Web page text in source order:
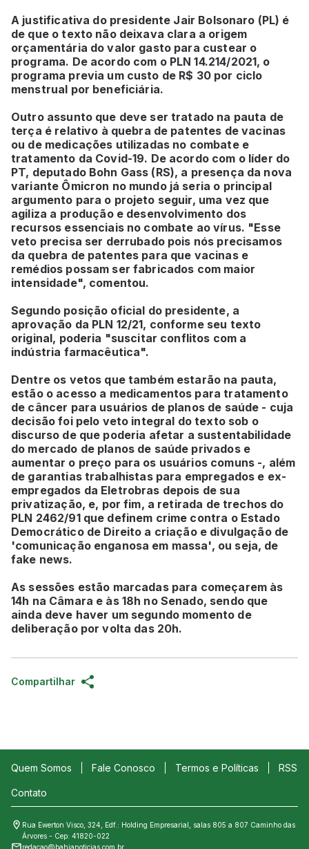
A justificativa do presidente Jair Bolsonaro (PL) é
de que o texto não deixava clara a origem
orçamentária do valor gasto para custear o
programa. De acordo com o PLN 14.214/2021, o
programa previa um custo de R$ 30 por ciclo
menstrual por beneficiária.
Outro assunto que deve ser tratado na pauta de
terça é relativo à quebra de patentes de vacinas
ou de medicações utilizadas no combate e
tratamento da Covid-19. De acordo com o líder do
PT, deputado Bohn Gass (RS), a presença da nova
variante Ômicron no mundo já seria o principal
argumento para o projeto seguir, uma vez que
agiliza a produção e desenvolvimento dos
recursos essenciais no combate ao vírus. "Esse
veto precisa ser derrubado pois nós precisamos
da quebra de patentes para que vacinas e
remédios possam ser fabricados com maior
intensidade", comentou.
Segundo posição oficial do presidente, a
aprovação da PLN 12/21, conforme seu texto
original, poderia "suscitar conflitos com a
indústria farmacêutica".
Dentre os vetos que também estarão na pauta,
estão o acesso a medicamentos para tratamento
de câncer para usuários de planos de saúde - cuja
decisão foi pelo veto integral do texto sob o
discurso de que poderia afetar a sustentabilidade
do mercado de planos de saúde privados e
aumentar o preço para os usuários comuns -, além
de garantias trabalhistas para empregados e ex-
empregados da Eletrobras depois de sua
privatização, e, por fim, a retirada de trechos do
PLN 2462/91 que definem crime contra o Estado
Democrático de Direito a criação e divulgação de
'comunicação enganosa em massa', ou seja, de
fake news.
As sessões estão marcadas para começarem às
14h na Câmara e às 18h no Senado, sendo que
ainda deve haver um segundo momento de
deliberação por volta das 20h.
Compartilhar
Quem Somos Fale Conosco Termos e Políticas RSS
Contato
Rua Ewerton Visco, 324, Edf.: Holding Empresarial, salas 805 a 807 Caminho das
Árvores - Cep: 41820-022
redacao@bahianoticias.com.br